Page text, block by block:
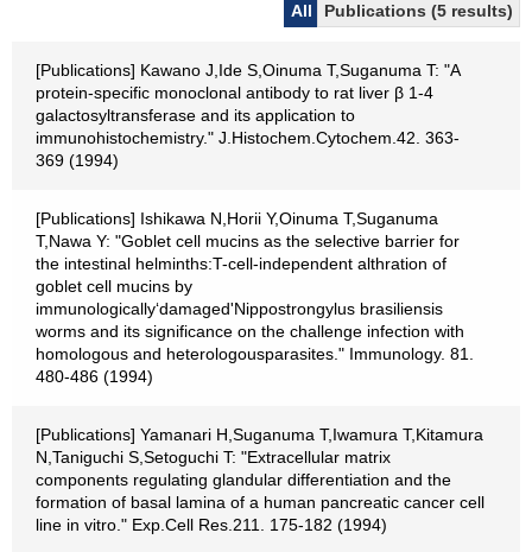
All
Publications (5 results)
[Publications] Kawano J,Ide S,Oinuma T,Suganuma T: "A
protein-specific monoclonal antibody to rat liver β 1-4
galactosyltransferase and its application to
immunohistochemistry." J.Histochem.Cytochem.42. 363-
369 (1994)
[Publications] Ishikawa N,Horii Y,Oinuma T,Suganuma
T,Nawa Y: "Goblet cell mucins as the selective barrier for
the intestinal helminths:T-cell-independent althration of
goblet cell mucins by
immunologically‘damaged'Nippostrongylus brasiliensis
worms and its significance on the challenge infection with
homologous and heterologousparasites." Immunology. 81.
480-486 (1994)
[Publications] Yamanari H,Suganuma T,Iwamura T,Kitamura
N,Taniguchi S,Setoguchi T: "Extracellular matrix
components regulating glandular differentiation and the
formation of basal lamina of a human pancreatic cancer cell
line in vitro." Exp.Cell Res.211. 175-182 (1994)